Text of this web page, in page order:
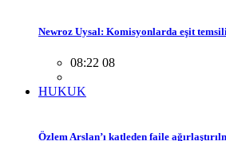
Newroz Uysal: Komisyonlarda eşit
08:22 08
HUKUK
Özlem Arslan’ı katleden faile